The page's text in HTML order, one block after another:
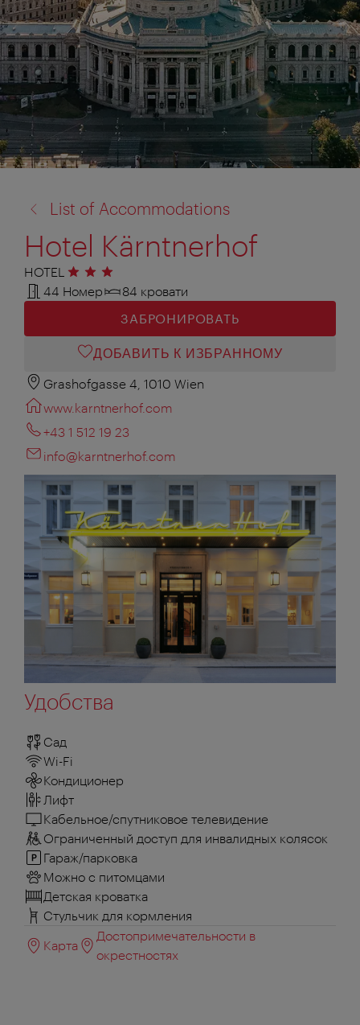
к:
List of Accommodations
Hotel Kärntnerhof
HOTEL 3 звезды
44 Номер
84 кровати
ЗАБРОНИРОВАТЬ
ДОБАВИТЬ К ИЗБРАННОМУ
Grashofgasse 4, 1010 Wien
www.karntnerhof.com
+43 1 512 19 23
info@karntnerhof.com
Удобства
Сад
Wi-Fi
Кондиционер
Лифт
Кабельное/спутниковое телевидение
Ограниченный доступ для инвалидных колясок
Гараж/парковка
Можно с питомцами
Детская кроватка
Стульчик для кормления
Карта
Достопримечательности в
окрестностях